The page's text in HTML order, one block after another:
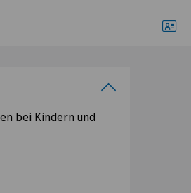
bei Kindern und